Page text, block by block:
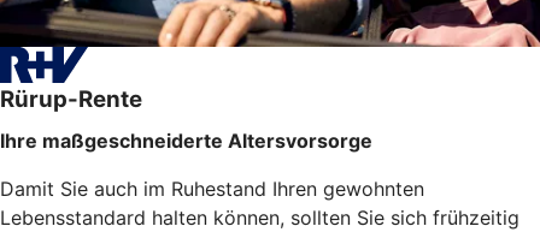
Rürup-Rente
Ihre maßgeschneiderte Altersvorsorge
Damit Sie auch im Ruhestand Ihren gewohnten
Lebensstandard halten können, sollten Sie sich frühzeitig